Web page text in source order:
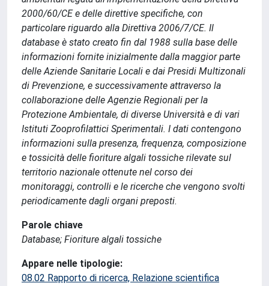
2000/60/CE e delle direttive specifiche, con
particolare riguardo alla Direttiva 2006/7/CE. Il
database è stato creato fin dal 1988 sulla base delle
informazioni fornite inizialmente dalla maggior parte
delle Aziende Sanitarie Locali e dai Presidi Multizonali
di Prevenzione, e successivamente attraverso la
collaborazione delle Agenzie Regionali per la
Protezione Ambientale, di diverse Università e di vari
Istituti Zooprofilattici Sperimentali. I dati contengono
informazioni sulla presenza, frequenza, composizione
e tossicità delle fioriture algali tossiche rilevate sul
territorio nazionale ottenute nel corso dei
monitoraggi, controlli e le ricerche che vengono svolti
periodicamente dagli organi preposti.
Parole chiave
Database; Fioriture algali tossiche
Appare nelle tipologie:
08.02 Rapporto di ricerca, Relazione scientifica